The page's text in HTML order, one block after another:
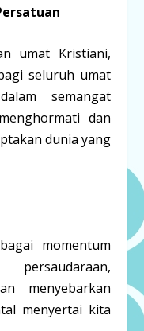
umat Kristiani,
seluruh umat
semangat
dan
dunia yang
momentum
menyebarkan
menyertai kita